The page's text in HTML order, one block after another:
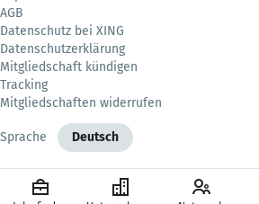
AGB
Datenschutz bei XING
Datenschutzerklärung
Mitgliedschaft kündigen
Tracking
Mitgliedschaften widerrufen
Sprache Deutsch